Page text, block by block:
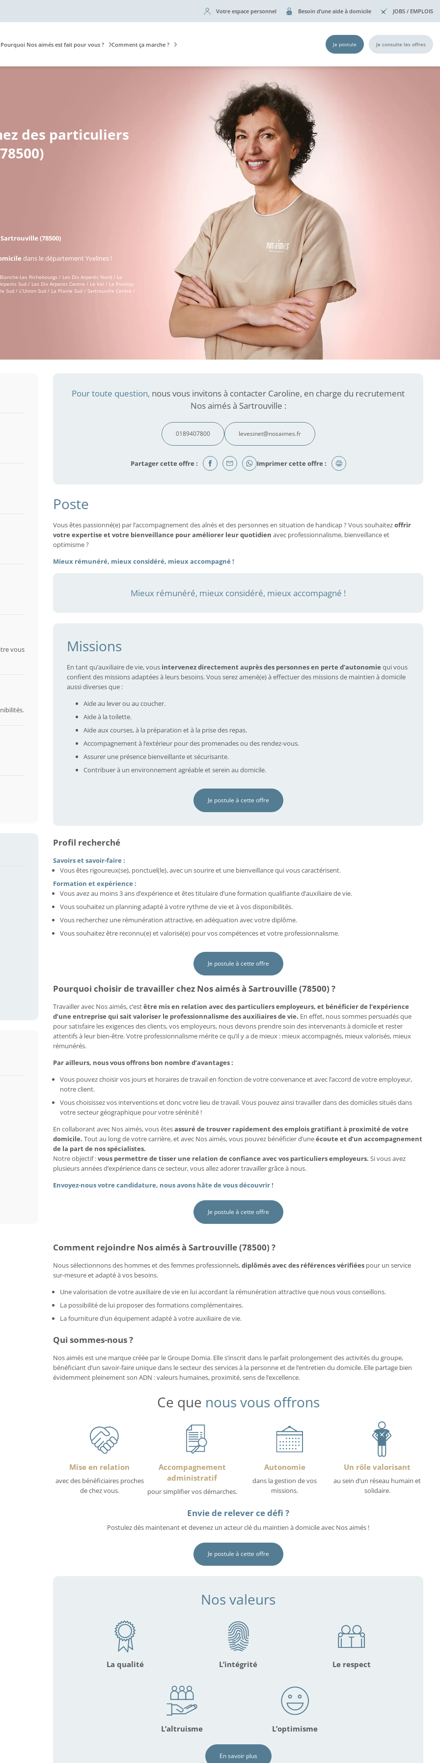
Votre espace personnel Besoin d’une aide à domicile JOBS / EMPLOIS
Pourquoi Nos aimés est fait pour vous ? Comment ça marche ? Je postule Je consulte les offres
des particuliers
Sartrouville (78500)
dans le département Yvelines !
Les Richebourgs / Les Dix Arpents Nord / Le
Sud / Les Dix Arpents Centre / Le Val / Le Fresnay
Sud / L'Union Sud / La Plaine Sud / Sartrouville Centre /
vous
Pour toute question, nous vous invitons à contacter Caroline, en charge du recrutement
Nos aimés à Sartrouville :
0189407800 levesinet@nosaimes.fr
Partager cette offre : Imprimer cette offre :
Poste
Vous êtes passionné(e) par l’accompagnement des aînés et des personnes en situation de handicap ? Vous souhaitezoffrir
votre expertise et votre bienveillance pour améliorer leur quotidien avec professionnalisme, bienveillance et
optimisme ?
Mieux rémunéré, mieux considéré, mieux accompagné !
Mieux rémunéré, mieux considéré, mieux accompagné !
Missions
En tant qu’auxiliaire de vie, vous intervenez directement auprès des personnes en perte d’autonomie qui vous
confient des missions adaptées à leurs besoins. Vous serez amené(e) à effectuer des missions de maintien à domicile
aussi diverses que :
Aide au lever ou au coucher.
Aide à la toilette.
Aide aux courses, à la préparation et à la prise des repas.
Accompagnement à l’extérieur pour des promenades ou des rendez-vous.
Assurer une présence bienveillante et sécurisante.
Contribuer à un environnement agréable et serein au domicile.
Je postule à cette offre
Profil recherché
Savoirs et savoir-faire :
Vous êtes rigoureux(se), ponctuel(le), avec un sourire et une bienveillance qui vous caractérisent.
Formation et expérience :
Vous avez au moins 3 ans d’expérience et êtes titulaire d’une formation qualifiante d’auxiliaire de vie.
Vous souhaitez un planning adapté à votre rythme de vie et à vos disponibilités.
Vous recherchez une rémunération attractive, en adéquation avec votre diplôme.
Vous souhaitez être reconnu(e) et valorisé(e) pour vos compétences et votre professionnalisme.
Je postule à cette offre
Pourquoi choisir de travailler chez Nos aimés à Sartrouville (78500) ?
Travailler avec Nos aimés, c’estêtre mis en relation avec des particuliers employeurs, et bénéficier de l’expérience
d’une entreprise qui sait valoriser le professionnalisme des auxiliaires de vie. En effet, nous sommes persuadés que
pour satisfaire les exigences des clients, vos employeurs, nous devons prendre soin des intervenants à domicile et rester
attentifs à leur bien-être. Votre professionnalisme mérite ce qu’il y a de mieux : mieux accompagnés, mieux valorisés, mieux
rémunérés.
Par ailleurs, nous vous offrons bon nombre d’avantages :
Vous pouvez choisir vos jours et horaires de travail en fonction de votre convenance et avec l’accord de votre employeur,
notre client.
Vous choisissez vos interventions et donc votre lieu de travail. Vous pouvez ainsi travailler dans des domiciles situés dans
votre secteur géographique pour votre sérénité !
En collaborant avec Nos aimés, vous êtesassuré de trouver rapidement des emplois gratifiant à proximité de votre
domicile. Tout au long de votre carrière, et avec Nos aimés, vous pouvez bénéficier d’uneécoute et d’un accompagnement
de la part de nos spécialistes.
Notre objectif :vous permettre de tisser une relation de confiance avec vos particuliers employeurs. Si vous avez
plusieurs années d’expérience dans ce secteur, vous allez adorer travailler grâce à nous.
Envoyez-nous votre candidature, nous avons hâte de vous découvrir !
Je postule à cette offre
Comment rejoindre Nos aimés à Sartrouville (78500) ?
Nous sélectionnons des hommes et des femmes professionnels,diplômés avec des références vérifiées pour un service
sur-mesure et adapté à vos besoins.
Une valorisation de votre auxiliaire de vie en lui accordant la rémunération attractive que nous vous conseillons.
La possibilité de lui proposer des formations complémentaires.
La fourniture d’un équipement adapté à votre auxiliaire de vie.
Qui sommes-nous ?
Nos aimés est une marque créée par le Groupe Domia. Elle s’inscrit dans le parfait prolongement des activités du groupe,
bénéficiant d’un savoir-faire unique dans le secteur des services à la personne et de l’entretien du domicile. Elle partage bien
évidemment pleinement son ADN : valeurs humaines, proximité, sens de l’excellence.
Ce que nous vous offrons
Mise en relation
avec des bénéficiaires proches
de chez vous.
Accompagnement
administratif
pour simplifier vos démarches.
Autonomie
dans la gestion de vos
missions.
Un rôle valorisant
au sein d’un réseau humain et
solidaire.
Envie de relever ce défi ?
Postulez dès maintenant et devenez un acteur clé du maintien à domicile avec Nos aimés !
Je postule à cette offre
Nos valeurs
La qualité L’intégrité Le respect
L’altruisme L’optimisme
En savoir plus